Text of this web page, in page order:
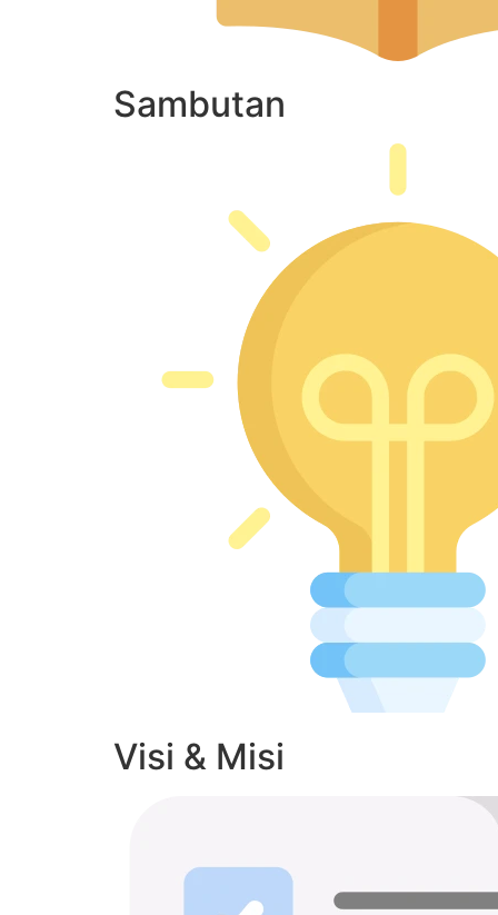
Sambutan
Visi & Misi